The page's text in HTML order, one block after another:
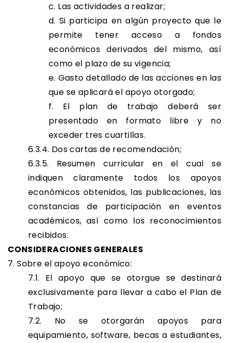
c. Las actividades a realizar;
d. Si participa en algún proyecto que le
permite tener acceso a fondos
económicos derivados del mismo, así
como el plazo de su vigencia;
e. Gasto detallado de las acciones en las
que se aplicará el apoyo otorgado;
f. El plan de trabajo deberá ser
presentado en formato libre y no
exceder tres cuartillas.
6.3.4. Dos cartas de recomendación;
6.3.5. Resumen curricular en el cual se
indiquen claramente todos los apoyos
económicos obtenidos, las publicaciones, las
constancias de participación en eventos
académicos, así como los reconocimientos
recibidos.
CONSIDERACIONES GENERALES
7. Sobre el apoyo económico:
7.1. El apoyo que se otorgue se destinará
exclusivamente para llevar a cabo el Plan de
Trabajo;
7.2. No se otorgarán apoyos para
equipamiento, software, becas a estudiantes,